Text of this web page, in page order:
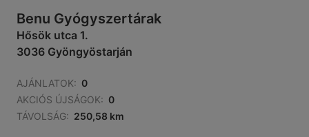
Benu Gyógyszertárak
Hősök utca 1.
3036 Gyöngyöstarján
AJÁNLATOK: 0
AKCIÓS ÚJSÁGOK: 0
TÁVOLSÁG: 250,58 km